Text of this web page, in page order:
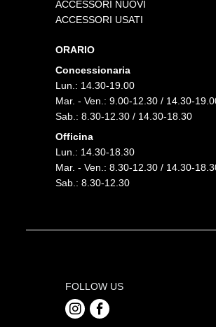
ACCESSORI NUOVI
ACCESSORI USATI
ORARIO
Concessionaria
Lun.: 14.30-19.00
Mar. - Ven.: 9.00-12.30 / 14.30-
Sab.: 8.30-12.30 / 14.30-18.30
Officina
Lun.: 14.30-18.30
Mar. - Ven.: 8.30-12.30 / 14.30-
Sab.: 8.30-12.30
FOLLOW US